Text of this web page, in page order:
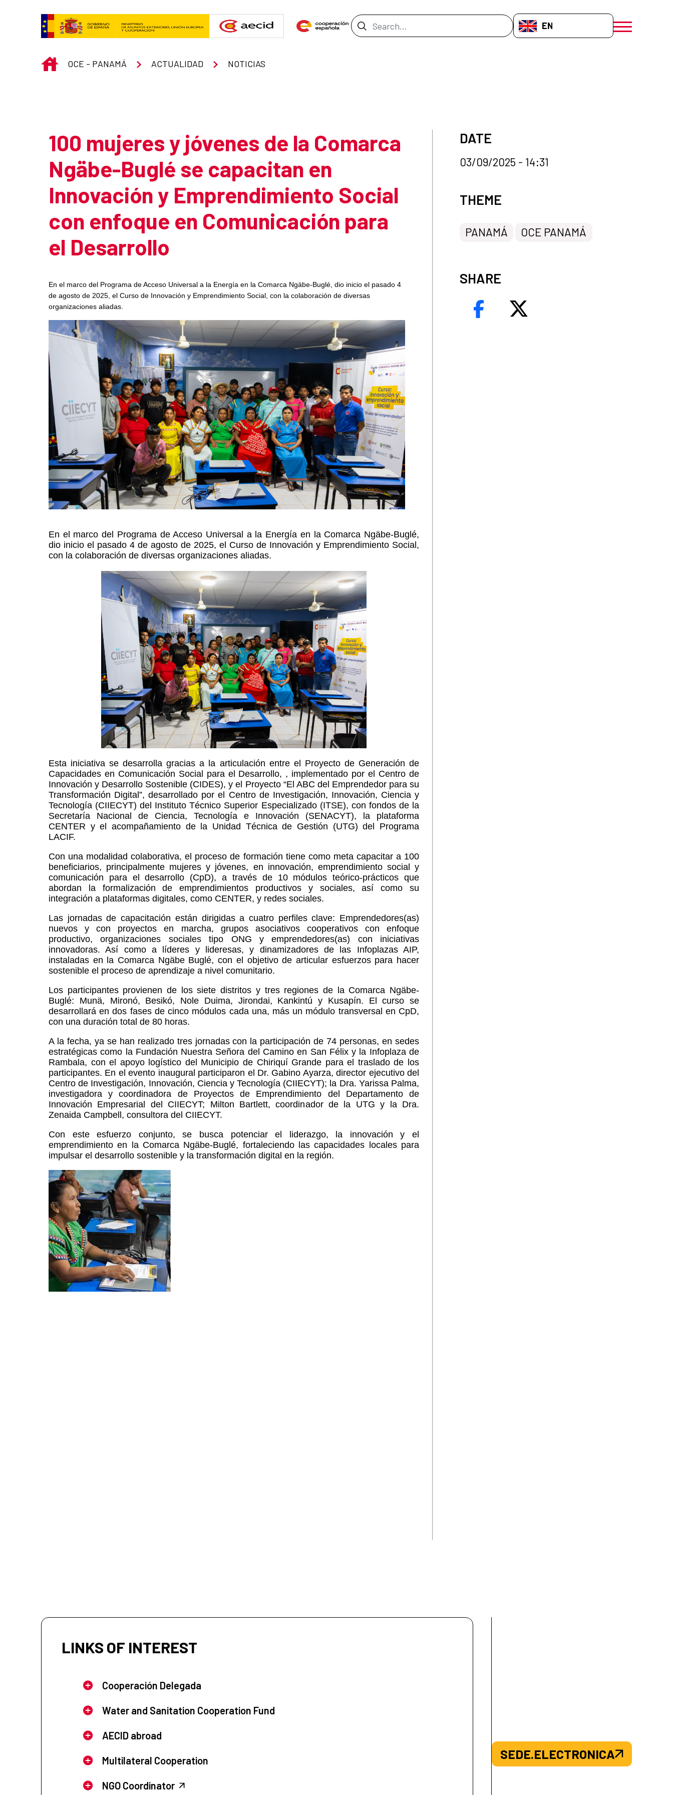
Search Bar EN-GB
menú móvil
INICIO
OCE - PANAMÁ ACTUALIDAD NOTICIAS
100 mujeres y jóvenes de la Comarca
Ngäbe-Buglé se capacitan en
Innovación y Emprendimiento Social
con enfoque en Comunicación para
el Desarrollo
En el marco del Programa de Acceso Universal a la Energía en la Comarca Ngäbe-Buglé, dio inicio el pasado 4
de agosto de 2025, el Curso de Innovación y Emprendimiento Social, con la colaboración de diversas
organizaciones aliadas.
News content
En el marco del Programa de Acceso Universal a la Energía en la Comarca Ngäbe-Buglé,
dio inicio el pasado 4 de agosto de 2025, el Curso de Innovación y Emprendimiento Social,
con la colaboración de diversas organizaciones aliadas.
Esta iniciativa se desarrolla gracias a la articulación entre el Proyecto de Generación de
Capacidades en Comunicación Social para el Desarrollo, , implementado por el Centro de
Innovación y Desarrollo Sostenible (CIDES), y el Proyecto “El ABC del Emprendedor para su
Transformación Digital”, desarrollado por el Centro de Investigación, Innovación, Ciencia y
Tecnología (CIIECYT) del Instituto Técnico Superior Especializado (ITSE), con fondos de la
Secretaría Nacional de Ciencia, Tecnología e Innovación (SENACYT), la plataforma
CENTER y el acompañamiento de la Unidad Técnica de Gestión (UTG) del Programa
LACIF.
Con una modalidad colaborativa, el proceso de formación tiene como meta capacitar a 100
beneficiarios, principalmente mujeres y jóvenes, en innovación, emprendimiento social y
comunicación para el desarrollo (CpD), a través de 10 módulos teórico-prácticos que
abordan la formalización de emprendimientos productivos y sociales, así como su
integración a plataformas digitales, como CENTER, y redes sociales.
Las jornadas de capacitación están dirigidas a cuatro perfiles clave: Emprendedores(as)
nuevos y con proyectos en marcha, grupos asociativos cooperativos con enfoque
productivo, organizaciones sociales tipo ONG y emprendedores(as) con iniciativas
innovadoras. Así como a líderes y lideresas, y dinamizadores de las Infoplazas AIP,
instaladas en la Comarca Ngäbe Buglé, con el objetivo de articular esfuerzos para hacer
sostenible el proceso de aprendizaje a nivel comunitario.
Los participantes provienen de los siete distritos y tres regiones de la Comarca Ngäbe-
Buglé: Munä, Mironó, Besikó, Nole Duima, Jirondai, Kankintú y Kusapín. El curso se
desarrollará en dos fases de cinco módulos cada una, más un módulo transversal en CpD,
con una duración total de 80 horas.
A la fecha, ya se han realizado tres jornadas con la participación de 74 personas, en sedes
estratégicas como la Fundación Nuestra Señora del Camino en San Félix y la Infoplaza de
Rambala, con el apoyo logístico del Municipio de Chiriquí Grande para el traslado de los
participantes. En el evento inaugural participaron el Dr. Gabino Ayarza, director ejecutivo del
Centro de Investigación, Innovación, Ciencia y Tecnología (CIIECYT); la Dra. Yarissa Palma,
investigadora y coordinadora de Proyectos de Emprendimiento del Departamento de
Innovación Empresarial del CIIECYT; Milton Bartlett, coordinador de la UTG y la Dra.
Zenaida Campbell, consultora del CIIECYT.
Con este esfuerzo conjunto, se busca potenciar el liderazgo, la innovación y el
emprendimiento en la Comarca Ngäbe-Buglé, fortaleciendo las capacidades locales para
impulsar el desarrollo sostenible y la transformación digital en la región.
DATE
03/09/2025 - 14:31
News categories
THEME
PANAMÁ OCE PANAMÁ
SHARE
LINKS OF INTEREST
Cooperación Delegada
Water and Sanitation Cooperation Fund
AECID abroad
Multilateral Cooperation
NGO Coordinator
SEDE.ELECTRONICA